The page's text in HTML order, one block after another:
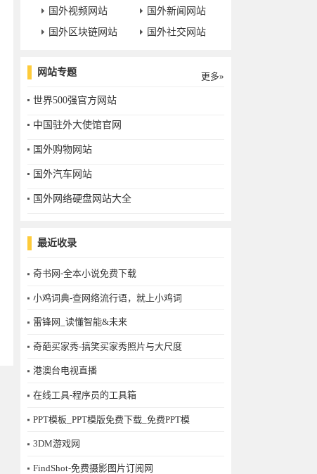
国外视频网站
国外新闻网站
国外区块链网站
国外社交网站
网站专题 更多»
世界500强官方网站
中国驻外大使馆官网
国外购物网站
国外汽车网站
国外网络硬盘网站大全
最近收录
奇书网-全本小说免费下载
小鸡词典-查网络流行语，就上小鸡词
雷锋网_读懂智能&未来
奇葩买家秀-搞笑买家秀照片与大尺度
港澳台电视直播
在线工具-程序员的工具箱
PPT模板_PPT模版免费下载_免费PPT模
3DM游戏网
FindShot-免费摄影图片订阅网